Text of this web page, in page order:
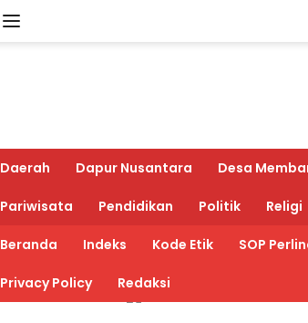
Daerah Dapur Nusantara Desa
Pariwisata Pendidikan Politik Religi
Beranda Indeks Kode Etik SOP
Privacy Policy Redaksi